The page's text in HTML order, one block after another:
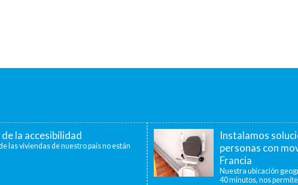
la accesibilidad
las viviendas de nuestro país no están
Instalamos
personas con
Francia
Nuestra ubicación
40 minutos, nos